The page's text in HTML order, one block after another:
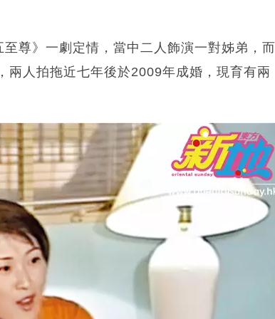
尊》一劇定情，當中二人飾演一對姊弟，而
兩人拍拖近七年後於2009年成婚，現育有兩